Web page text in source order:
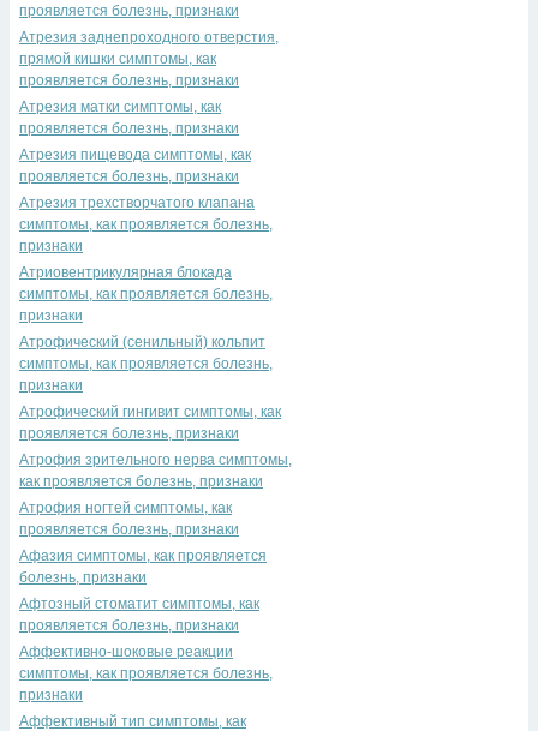
проявляется болезнь, признаки
Атрезия заднепроходного отверстия,
прямой кишки симптомы, как
проявляется болезнь, признаки
Атрезия матки симптомы, как
проявляется болезнь, признаки
Атрезия пищевода симптомы, как
проявляется болезнь, признаки
Атрезия трехстворчатого клапана
симптомы, как проявляется болезнь,
признаки
Атриовентрикулярная блокада
симптомы, как проявляется болезнь,
признаки
Атрофический (сенильный) кольпит
симптомы, как проявляется болезнь,
признаки
Атрофический гингивит симптомы, как
проявляется болезнь, признаки
Атрофия зрительного нерва симптомы,
как проявляется болезнь, признаки
Атрофия ногтей симптомы, как
проявляется болезнь, признаки
Афазия симптомы, как проявляется
болезнь, признаки
Афтозный стоматит симптомы, как
проявляется болезнь, признаки
Аффективно-шоковые реакции
симптомы, как проявляется болезнь,
признаки
Аффективный тип симптомы, как